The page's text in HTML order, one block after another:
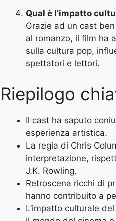
Qual è l’impatto
Grazie ad un cast
al romanzo, il film ha
sulla cultura pop,
spettatori e lettori.
Riepilogo
Il cast ha saputo
esperienza artistica.
La regia di Chris
interpretazione,
J.K. Rowling.
Retroscena ricchi di
hanno contribuito a
L’impatto culturale